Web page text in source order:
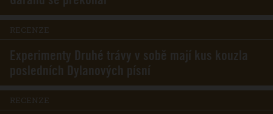
RECENZE
Experimenty Druhé trávy v sobě mají kus kouzla
posledních Dylanových písní
RECENZE